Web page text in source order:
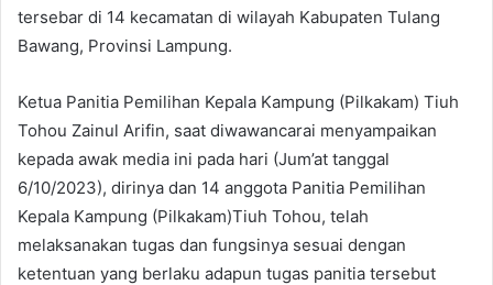
tersebar di 14 kecamatan di wilayah Kabupaten Tulang
Bawang, Provinsi Lampung.
Ketua Panitia Pemilihan Kepala Kampung (Pilkakam) Tiuh
Tohou Zainul Arifin, saat diwawancarai menyampaikan
kepada awak media ini pada hari (Jum’at tanggal
6/10/2023), dirinya dan 14 anggota Panitia Pemilihan
Kepala Kampung (Pilkakam)Tiuh Tohou, telah
melaksanakan tugas dan fungsinya sesuai dengan
ketentuan yang berlaku adapun tugas panitia tersebut